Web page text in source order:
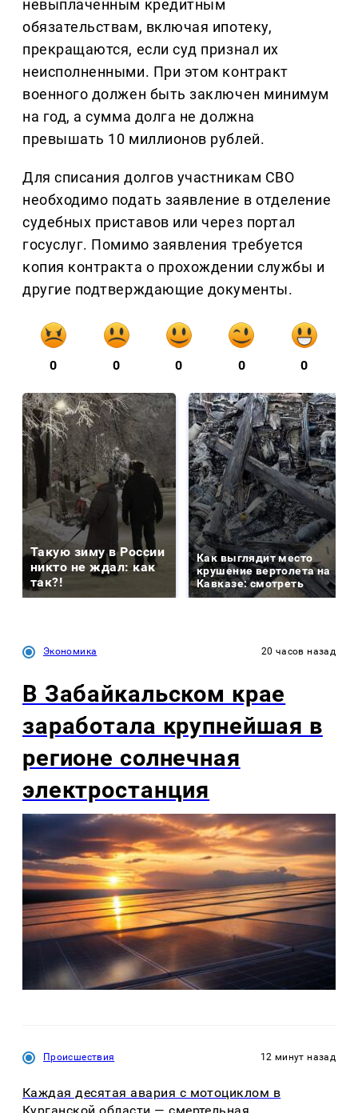
невыплаченным кредитным
обязательствам, включая ипотеку,
прекращаются, если суд признал их
неисполненными. При этом контракт
военного должен быть заключен минимум
на год, а сумма долга не должна
превышать 10 миллионов рублей.
Для списания долгов участникам СВО
необходимо подать заявление в отделение
судебных приставов или через портал
госуслуг. Помимо заявления требуется
копия контракта о прохождении службы и
другие подтверждающие документы.
0 0 0 0 0
Такую зиму в России
никто не ждал: как
так?!
Как выглядит место
крушение вертолета на
Кавказе: смотреть
Экономика 20 часов назад
В Забайкальском крае
заработала крупнейшая в
регионе солнечная
электростанция
Происшествия 12 минут назад
Каждая десятая авария с мотоциклом в